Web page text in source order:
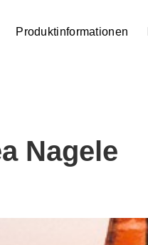
Produktinformationen
Nagele